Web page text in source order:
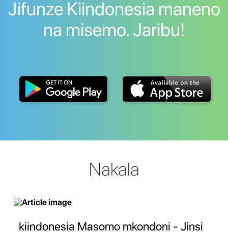
Jifunze Kiindonesia maneno
na misemo. Jaribu!
Nakala
kiindonesia Masomo mkondoni - Jinsi